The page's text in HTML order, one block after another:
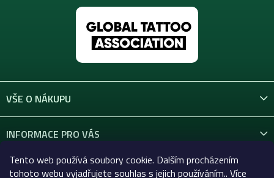
Tento web používá soubory cookie. Dalším procházením
tohoto webu vyjadřujete souhlas s jejich používáním.. Více
VŠE O NÁKUPU
INFORMACE PRO VÁS
KONTAKT